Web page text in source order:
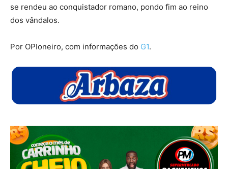
se rendeu ao conquistador romano, pondo fim ao reino
dos vândalos.
Por OPIoneiro, com informações do G1.